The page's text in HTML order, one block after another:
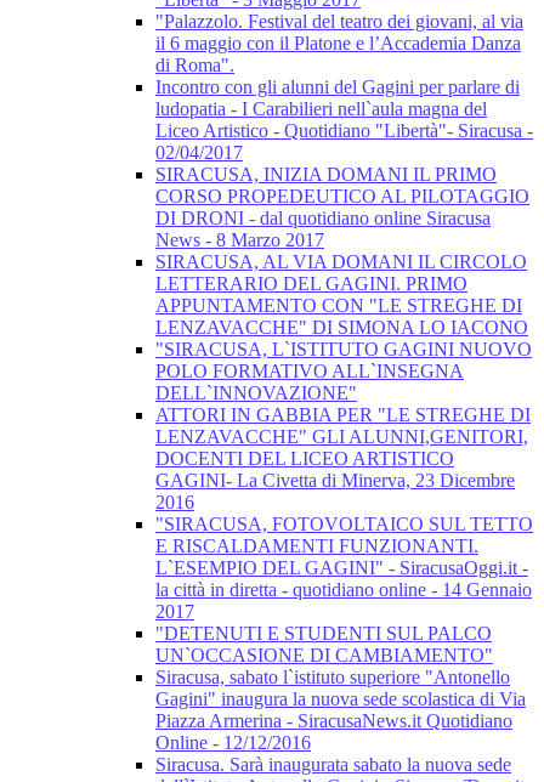
"Palazzolo. Festival del teatro dei giovani, al via
il 6 maggio con il Platone e l’Accademia Danza
di Roma".
Incontro con gli alunni del Gagini per parlare di
ludopatia - I Carabilieri nell`aula magna del
Liceo Artistico - Quotidiano "Libertà"- Siracusa -
02/04/2017
SIRACUSA, INIZIA DOMANI IL PRIMO
CORSO PROPEDEUTICO AL PILOTAGGIO
DI DRONI - dal quotidiano online Siracusa
News - 8 Marzo 2017
SIRACUSA, AL VIA DOMANI IL CIRCOLO
LETTERARIO DEL GAGINI. PRIMO
APPUNTAMENTO CON "LE STREGHE DI
LENZAVACCHE" DI SIMONA LO IACONO
"SIRACUSA, L`ISTITUTO GAGINI NUOVO
POLO FORMATIVO ALL`INSEGNA
DELL`INNOVAZIONE"
ATTORI IN GABBIA PER "LE STREGHE DI
LENZAVACCHE" GLI ALUNNI,GENITORI,
DOCENTI DEL LICEO ARTISTICO
GAGINI- La Civetta di Minerva, 23 Dicembre
2016
"SIRACUSA, FOTOVOLTAICO SUL TETTO
E RISCALDAMENTI FUNZIONANTI.
L`ESEMPIO DEL GAGINI" - SiracusaOggi.it -
la città in diretta - quotidiano online - 14 Gennaio
2017
"DETENUTI E STUDENTI SUL PALCO
UN`OCCASIONE DI CAMBIAMENTO"
Siracusa, sabato l`istituto superiore "Antonello
Gagini" inaugura la nuova sede scolastica di Via
Piazza Armerina - SiracusaNews.it Quotidiano
Online - 12/12/2016
Siracusa. Sarà inaugurata sabato la nuova sede